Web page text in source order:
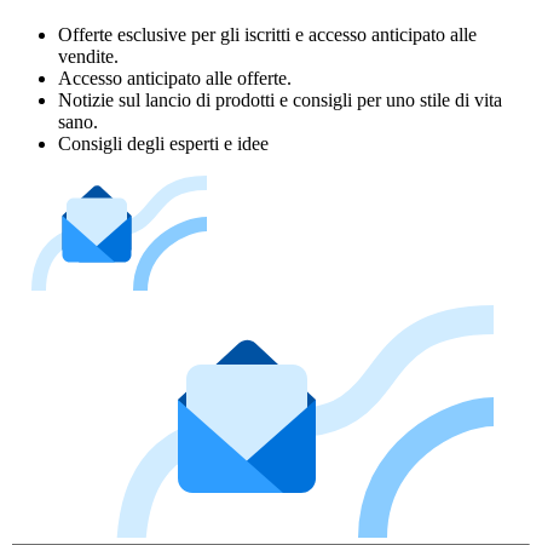
Offerte esclusive per gli iscritti e accesso anticipato alle
vendite.
Accesso anticipato alle offerte.
Notizie sul lancio di prodotti e consigli per uno stile di vita
sano.
Consigli degli esperti e idee